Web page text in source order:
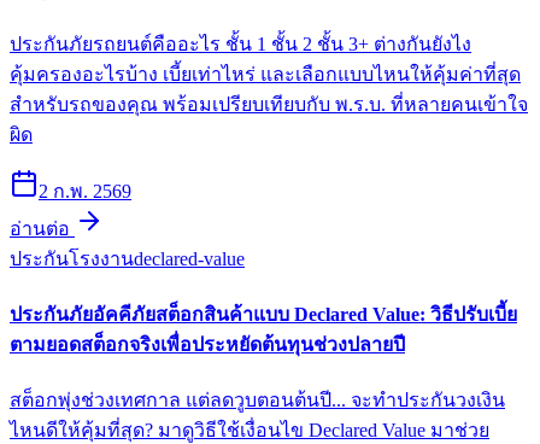
ประกันภัยรถยนต์คืออะไร ชั้น 1 ชั้น 2 ชั้น 3+ ต่างกันยังไง
คุ้มครองอะไรบ้าง เบี้ยเท่าไหร่ และเลือกแบบไหนให้คุ้มค่าที่สุด
สำหรับรถของคุณ พร้อมเปรียบเทียบกับ พ.ร.บ. ที่หลายคนเข้าใจ
ผิด
2 ก.พ. 2569
อ่านต่อ
ประกันโรงงานdeclared-value
ประกันภัยอัคคีภัยสต็อกสินค้าแบบ Declared Value: วิธีปรับเบี้ย
ตามยอดสต็อกจริงเพื่อประหยัดต้นทุนช่วงปลายปี
สต็อกพุ่งช่วงเทศกาล แต่ลดวูบตอนต้นปี... จะทำประกันวงเงิน
ไหนดีให้คุ้มที่สุด? มาดูวิธีใช้เงื่อนไข Declared Value มาช่วย